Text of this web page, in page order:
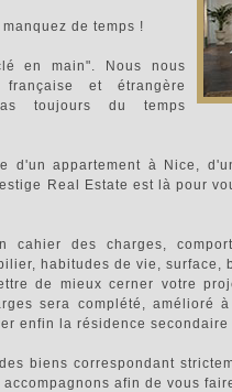
de temps !
en main". Nous nous
et étrangère
toujours du temps
d'un appartement à Nice,
Real Estate est là pour
cahier des charges,
habitudes de vie, surface,
de mieux cerner votre
sera complété, amélioré
enfin la résidence
biens correspondant
afin de vous